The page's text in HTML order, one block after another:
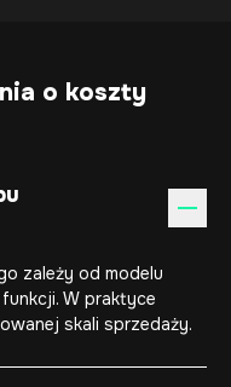
o koszty
zależy od modelu
W praktyce
skali sprzedaży.